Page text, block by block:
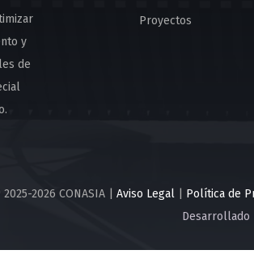
y
de
Proyectos
2026 CONASIA | Aviso Legal Política de
Desarrollado